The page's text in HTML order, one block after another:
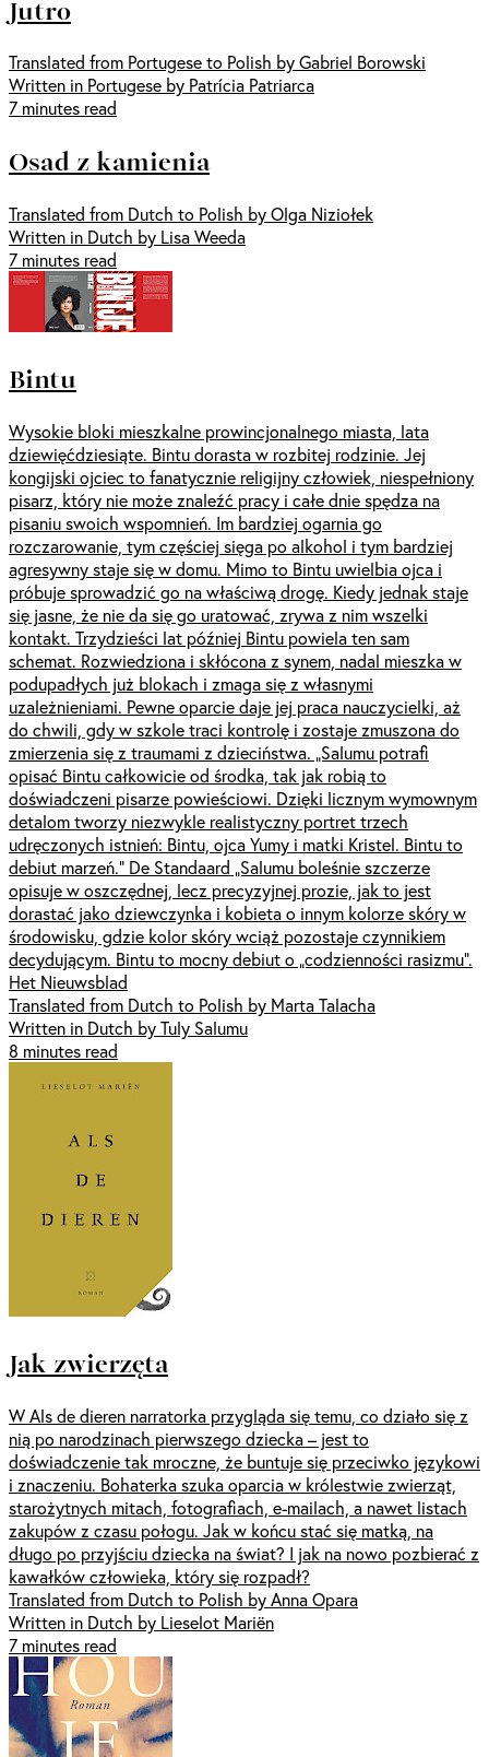
Jutro
Translated from Portugese to Polish by Gabriel Borowski
Written in Portugese by Patrícia Patriarca
7 minutes read
Osad z kamienia
Translated from Dutch to Polish by Olga Niziołek
Written in Dutch by Lisa Weeda
7 minutes read
Bintu
Wysokie bloki mieszkalne prowincjonalnego miasta, lata
dziewięćdziesiąte. Bintu dorasta w rozbitej rodzinie. Jej
kongijski ojciec to fanatycznie religijny człowiek, niespełniony
pisarz, który nie może znaleźć pracy i całe dnie spędza na
pisaniu swoich wspomnień. Im bardziej ogarnia go
rozczarowanie, tym częściej sięga po alkohol i tym bardziej
agresywny staje się w domu. Mimo to Bintu uwielbia ojca i
próbuje sprowadzić go na właściwą drogę. Kiedy jednak staje
się jasne, że nie da się go uratować, zrywa z nim wszelki
kontakt. Trzydzieści lat później Bintu powiela ten sam
schemat. Rozwiedziona i skłócona z synem, nadal mieszka w
podupadłych już blokach i zmaga się z własnymi
uzależnieniami. Pewne oparcie daje jej praca nauczycielki, aż
do chwili, gdy w szkole traci kontrolę i zostaje zmuszona do
zmierzenia się z traumami z dzieciństwa. „Salumu potrafi
opisać Bintu całkowicie od środka, tak jak robią to
doświadczeni pisarze powieściowi. Dzięki licznym wymownym
detalom tworzy niezwykle realistyczny portret trzech
udręczonych istnień: Bintu, ojca Yumy i matki Kristel. Bintu to
debiut marzeń.” De Standaard „Salumu boleśnie szczerze
opisuje w oszczędnej, lecz precyzyjnej prozie, jak to jest
dorastać jako dziewczynka i kobieta o innym kolorze skóry w
środowisku, gdzie kolor skóry wciąż pozostaje czynnikiem
decydującym. Bintu to mocny debiut o „codzienności rasizmu”.
Het Nieuwsblad
Translated from Dutch to Polish by Marta Talacha
Written in Dutch by Tuly Salumu
8 minutes read
Jak zwierzęta
W Als de dieren narratorka przygląda się temu, co działo się z
nią po narodzinach pierwszego dziecka – jest to
doświadczenie tak mroczne, że buntuje się przeciwko językowi
i znaczeniu. Bohaterka szuka oparcia w królestwie zwierząt,
starożytnych mitach, fotografiach, e-mailach, a nawet listach
zakupów z czasu połogu. Jak w końcu stać się matką, na
długo po przyjściu dziecka na świat? I jak na nowo pozbierać z
kawałków człowieka, który się rozpadł?
Translated from Dutch to Polish by Anna Opara
Written in Dutch by Lieselot Mariën
7 minutes read